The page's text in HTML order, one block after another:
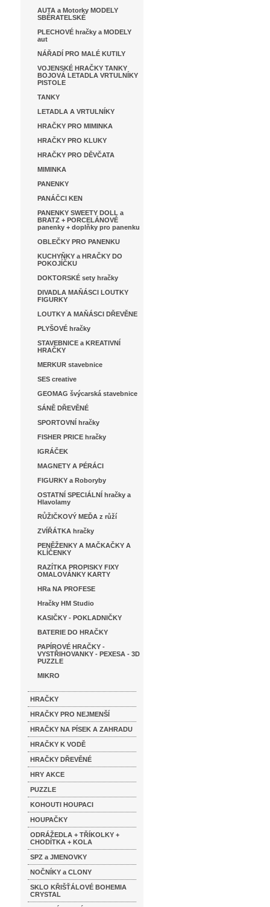
AUTA a Motorky MODELY
SBĚRATELSKÉ
PLECHOVÉ hračky a MODELY
aut
NÁŘADÍ PRO MALÉ KUTILY
VOJENSKÉ HRAČKY TANKY
BOJOVÁ LETADLA VRTULNÍKY
PISTOLE
TANKY
LETADLA A VRTULNÍKY
HRAČKY PRO MIMINKA
HRAČKY PRO KLUKY
HRAČKY PRO DĚVČATA
MIMINKA
PANENKY
PANÁČCI KEN
PANENKY SWEETY DOLL a
BRATZ + PORCELÁNOVÉ
panenky + doplňky pro panenku
OBLEČKY PRO PANENKU
KUCHYŇKY a HRAČKY DO
POKOJÍČKU
DOKTORSKÉ sety hračky
DIVADLA MAŇÁSCI LOUTKY
FIGURKY
LOUTKY A MAŇÁSCI DŘEVĚNE
PLYŠOVÉ hračky
STAVEBNICE a KREATIVNÍ
HRAČKY
MERKUR stavebnice
SES creative
GEOMAG švýcarská stavebnice
SÁNĚ DŘEVĚNÉ
SPORTOVNÍ hračky
FISHER PRICE hračky
IGRÁČEK
MAGNETY A PÉRÁCI
FIGURKY a Roboryby
OSTATNÍ SPECIÁLNÍ hračky a
Hlavolamy
RŮŽIČKOVÝ MEĎA z růží
ZVÍŘÁTKA hračky
PENĚŽENKY A MAČKAČKY A
KLÍČENKY
RAZÍTKA PROPISKY FIXY
OMALOVÁNKY KARTY
HRa NA PROFESE
Hračky HM Studio
KASIČKY - POKLADNIČKY
BATERIE DO HRAČKY
PAPÍROVÉ HRAČKY -
VYSTŘIHOVANKY - PEXESA - 3D
PUZZLE
MIKRO
HRAČKY
HRAČKY PRO NEJMENŠÍ
HRAČKY NA PÍSEK A ZAHRADU
HRAČKY K VODĚ
HRAČKY DŘEVĚNÉ
HRY AKCE
PUZZLE
KOHOUTI HOUPACI
HOUPAČKY
ODRÁŽEDLA + TŘÍKOLKY +
CHODÍTKA + KOLA
SPZ a JMENOVKY
NOČNÍKY a CLONY
SKLO KŘIŠŤÁLOVÉ BOHEMIA
CRYSTAL